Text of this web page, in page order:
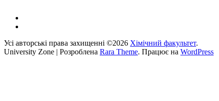
Усі авторські права захищенні ©2026 Хімічний факультет.
University Zone | Розроблена Rara Theme. Працює на WordPress